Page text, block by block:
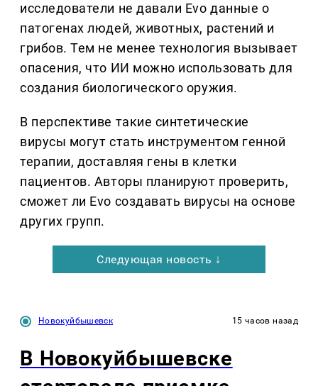
исследователи не давали Evo данные о
патогенах людей, животных, растений и
грибов. Тем не менее технология вызывает
опасения, что ИИ можно использовать для
создания биологического оружия.
В перспективе такие синтетические
вирусы могут стать инструментом генной
терапии, доставляя гены в клетки
пациентов. Авторы планируют проверить,
сможет ли Evo создавать вирусы на основе
других групп.
Следующая новость ↓
Новокуйбышевск 15 часов назад
В Новокуйбышевске